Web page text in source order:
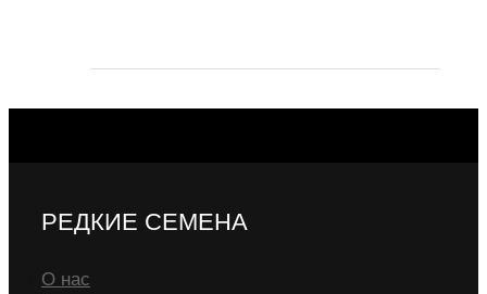
РЕДКИЕ СЕМЕНА
О нас